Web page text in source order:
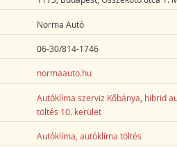
Norma Autó
06-30/814-1746
normaauto.hu
Autóklíma szerviz Kőbánya hibrid
töltés 10. kerület
Autóklíma, autóklíma töltés